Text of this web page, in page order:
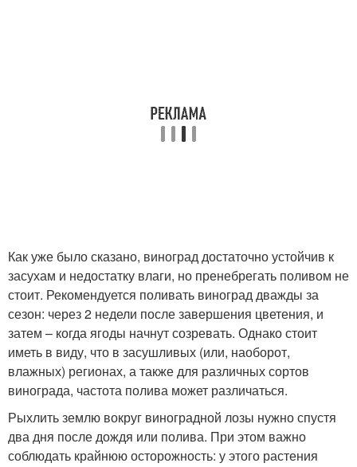
Как уже было сказано, виноград достаточно устойчив к
засухам и недостатку влаги, но пренебрегать поливом не
стоит. Рекомендуется поливать виноград дважды за
сезон: через 2 недели после завершения цветения, и
затем – когда ягоды начнут созревать. Однако стоит
иметь в виду, что в засушливых (или, наоборот,
влажных) регионах, а также для различных сортов
винограда, частота полива может различаться.
Рыхлить землю вокруг виноградной лозы нужно спустя
два дня после дождя или полива. При этом важно
соблюдать крайнюю осторожность: у этого растения